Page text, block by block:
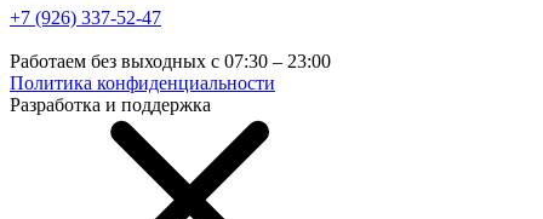
+7 (926) 337-52-47
Работаем без выходных с 07:30 – 23:00
Политика конфиденциальности
Разработка и поддержка